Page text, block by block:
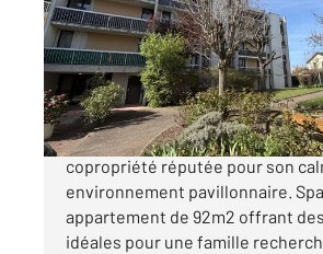
Appartement F5 à vendre
259 000 €
BEZONS limite HOUILLES, Au
copropriété réputée pour son
environnement pavillonnaire.
appartement de 92m2 offrant
idéales pour une famille